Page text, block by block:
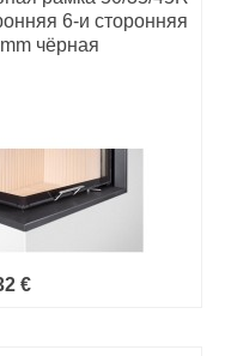
6-и сторонняя
чёрная
€